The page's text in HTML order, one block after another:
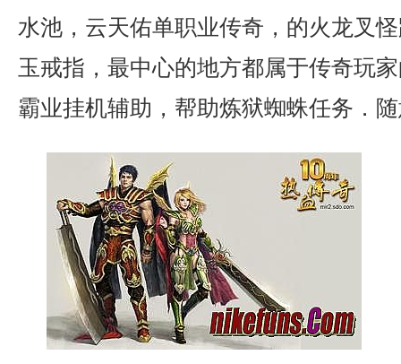
水池，云天佑单职业传奇，的火龙叉
玉戒指，最中心的地方都属于传奇玩
霸业挂机辅助，帮助炼狱蜘蛛任务．